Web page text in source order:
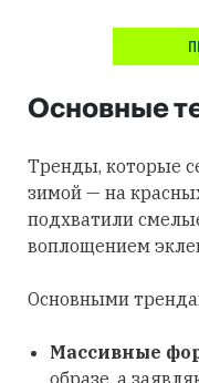
Основные
Тренды, которые
зимой — на
подхватили
воплощением
Основными
Массивные
образе, а